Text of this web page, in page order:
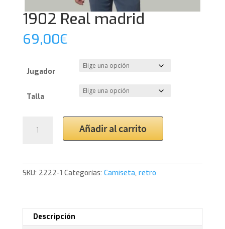
1902 Real madrid
69,00€
Jugador
Talla
Añadir al carrito
SKU: 2222-1 Categorías: Camiseta, retro
Descripción